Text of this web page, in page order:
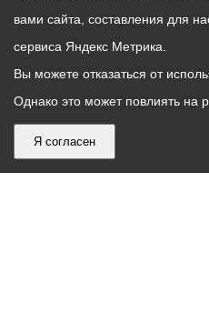
вами сайта, составления для
сервиса Яндекс Метрика.
Вы можете отказаться от
Однако это может повлиять на
Я согласен